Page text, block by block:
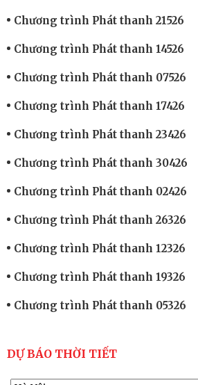
Chương trình Phát thanh 21526
Chương trình Phát thanh 14526
Chương trình Phát thanh 07526
Chương trình Phát thanh 17426
Chương trình Phát thanh 23426
Chương trình Phát thanh 30426
Chương trình Phát thanh 02426
Chương trình Phát thanh 26326
Chương trình Phát thanh 12326
Chương trình Phát thanh 19326
Chương trình Phát thanh 05326
DỰ BÁO THỜI TIẾT